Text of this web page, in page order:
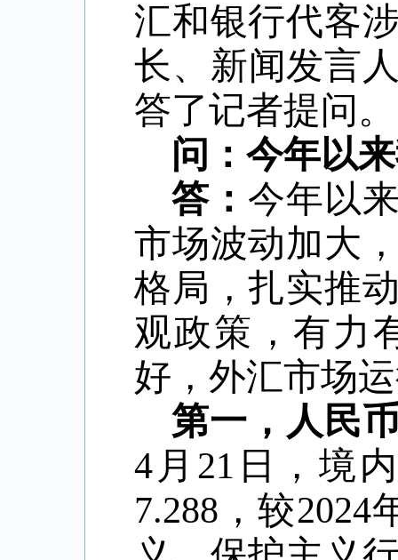
汇和银行代客
长、新闻发言
答了记者提问。
问：今年以
答： 今年以
市场波动加大
格局，扎实推
观政策，有力
好，外汇市场
第一，人民
4月 21 日，境
7.288 ，较2024